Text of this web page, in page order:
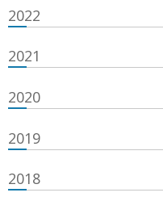
2022
2021
2020
2019
2018